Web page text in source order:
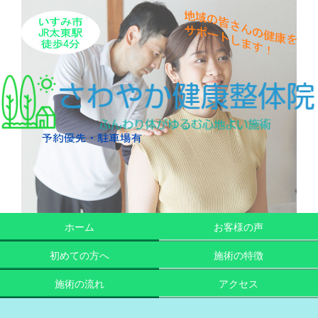
ホーム お客様の声
初めての方へ 施術の特徴
施術の流れ アクセス